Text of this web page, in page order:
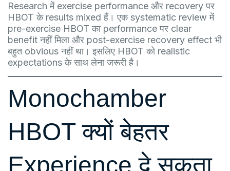
Research में exercise performance और recovery पर
HBOT के results mixed हैं। एक systematic review में
pre-exercise HBOT का performance पर clear
benefit नहीं मिला और post-exercise recovery effect भी
बहुत obvious नहीं था। इसलिए HBOT को realistic
expectations के साथ लेना जरूरी है।
Monochamber
HBOT क्यों बेहतर
Experience दे सकता